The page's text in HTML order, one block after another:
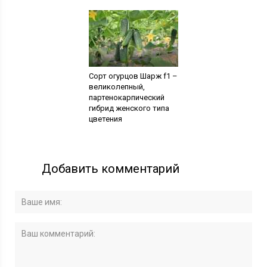
Сорт огурцов Шарж f1 –
великолепный,
партенокарпический
гибрид женского типа
цветения
Добавить комментарий